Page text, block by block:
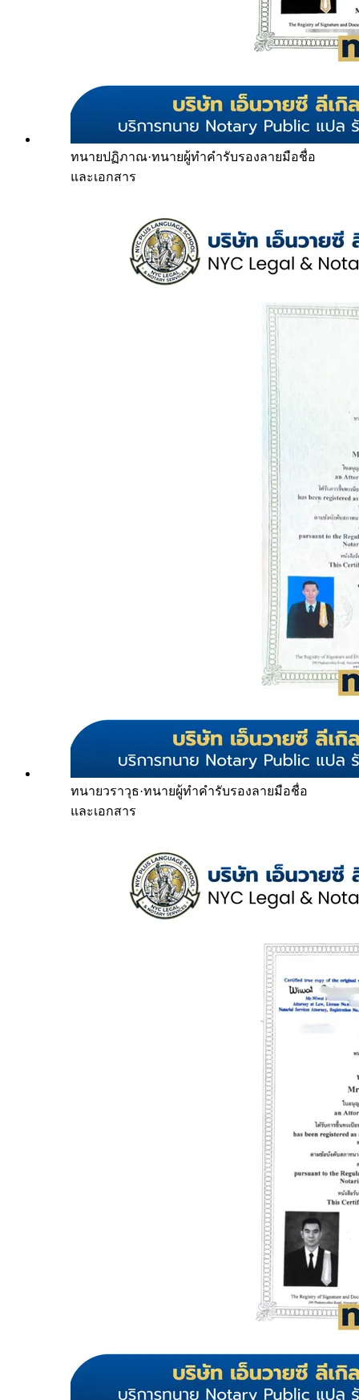
ทนายปฏิภาณ·ทนายผู้ทำคำรับรองลายมือชื่อ
และเอกสาร
ทนายวราวุธ·ทนายผู้ทำคำรับรองลายมือชื่อ
และเอกสาร